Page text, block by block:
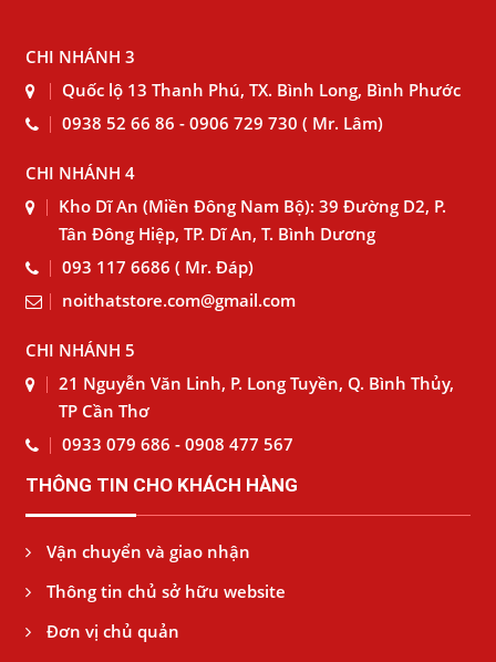
CHI NHÁNH 3
Quốc lộ 13 Thanh Phú, TX. Bình Long, Bình Phước
0938 52 66 86 - 0906 729 730 ( Mr. Lâm)
CHI NHÁNH 4
Kho Dĩ An (Miền Đông Nam Bộ): 39 Đường D2, P.
Tân Đông Hiệp, TP. Dĩ An, T. Bình Dương
093 117 6686 ( Mr. Đáp)
noithatstore.com@gmail.com
CHI NHÁNH 5
21 Nguyễn Văn Linh, P. Long Tuyền, Q. Bình Thủy,
TP Cần Thơ
0933 079 686 - 0908 477 567
THÔNG TIN CHO KHÁCH HÀNG
Vận chuyển và giao nhận
Thông tin chủ sở hữu website
Đơn vị chủ quản